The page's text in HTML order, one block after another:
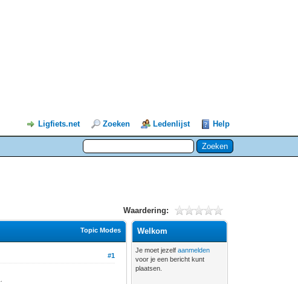
Ligfiets.net Zoeken Ledenlijst Help
Waardering:
Topic Modes
#1
Welkom
Je moet jezelfaanmelden
voor je een bericht kunt
plaatsen.